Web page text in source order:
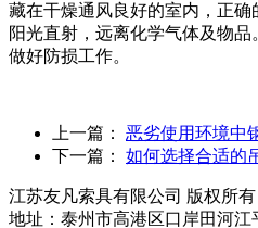
藏在干燥通风良好的室内，正
阳光直射，远离化学气体及物品
做好防损工作。
上一篇：
恶劣使用环境中
下一篇：
如何选择合适的
江苏友凡索具有限公司 版权所有
地址：泰州市高港区口岸田河江